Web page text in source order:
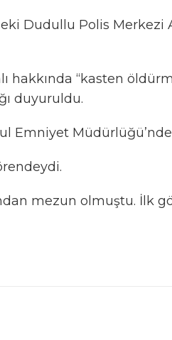
Dudullu Polis
hakkında “kasten
duyuruldu.
Emniyet
mezun olmuştu. İlk